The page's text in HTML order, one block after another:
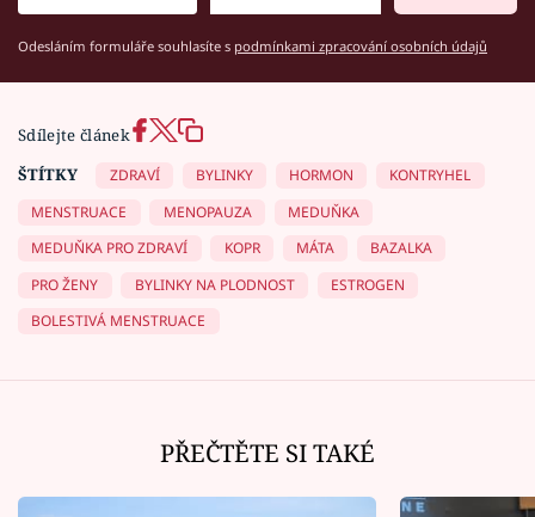
Odesláním formuláře souhlasíte s podmínkami zpracování osobních údajů
Sdílejte článek
ŠTÍTKY
ZDRAVÍ BYLINKY HORMON
KONTRYHEL
MENSTRUACE
MENOPAUZA
MEDUŇKA
MEDUŇKA PRO ZDRAVÍ
KOPR MÁTA
BAZALKA
PRO ŽENY
BYLINKY NA PLODNOST
ESTROGEN
BOLESTIVÁ MENSTRUACE
PŘEČTĚTE SI TAKÉ